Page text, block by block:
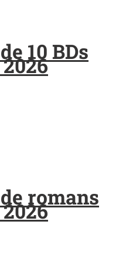
10 BDs
romans